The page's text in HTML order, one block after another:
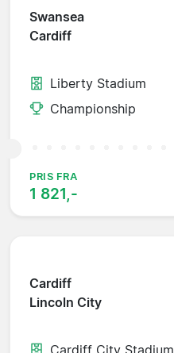
Swansea
Cardiff
Liberty Stadium
Championship
PRIS FRA
1 821,-
Cardiff
Lincoln City
Cardiff City Stadium